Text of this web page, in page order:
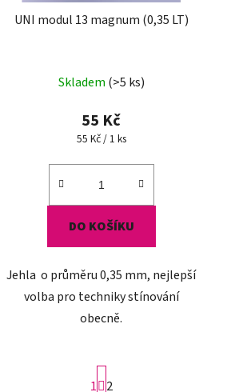
UNI modul 13 magnum (0,35 LT)
Skladem (>5 ks)
55 Kč
Měrná
55 Kč / 1 ks
DO KOŠÍKU
Jehla o průměru 0,35 mm, nejlepší
volba pro techniky stínování
obecně.
S
t
1 2